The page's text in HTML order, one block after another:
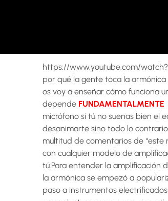
https://www.youtube.com/
por qué la gente toca la armónica
os voy a enseñar cómo funciona
depende FUNDAMENTALMENTE
micrófono si tú no suenas bien el
desanimarte sino todo lo
multitud de comentarios de “este
con cualquier modelo de
tú.Para entender la amplificación
la armónica se empezó a
paso a instrumentos